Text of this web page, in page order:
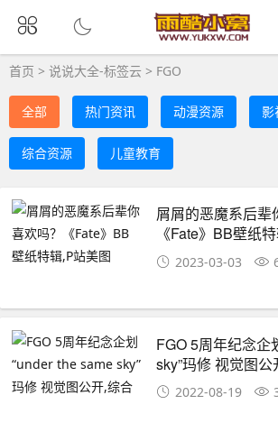
首页 > 说说大全-标签云 > FGO
全部 热门资讯 动漫资源 影
综合资源 儿童教育
屑屑的恶魔系后辈
《Fate》BB壁纸
2023-03-03
FGO 5周年纪念企
sky”玛修 ​​​​视觉图公
2022-08-19